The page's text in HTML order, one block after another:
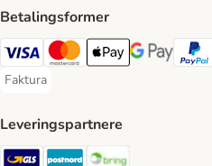
Betalingsformer
VISA Payment Method
Mastercard Payment Method
Apply pay Payment
Google Pay
Faktura
Faktura Payment Method
Leveringspartnere
GLS Shipping Method
Postnord Shipping